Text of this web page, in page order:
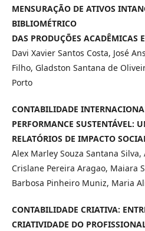
MENSURAÇÃO DE ATIVOS
BIBLIOMÉTRICO
DAS PRODUÇÕES ACADÊMICAS
Davi Xavier Santos Costa, José
Filho, Gladston Santana de
Porto
CONTABILIDADE
PERFORMANCE SUSTENTÁVEL:
RELATÓRIOS DE IMPACTO
Alex Marley Souza Santana Silva,
Crislane Pereira Aragao, Maiara
Barbosa Pinheiro Muniz, Maria
CONTABILIDADE CRIATIVA:
CRIATIVIDADE DO